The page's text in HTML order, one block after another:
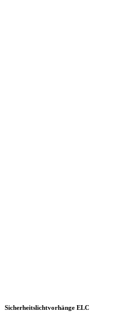
Sicherheitslichtvorhänge ELC